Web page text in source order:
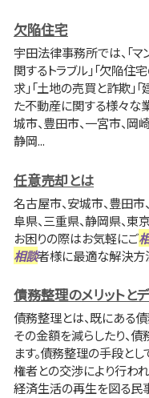
欠陥住宅
宇田法律事務所では、「マ
関するトラブル」「欠陥住
求」「土地の売買と詐欺」
た不動産に関する様々な
城市、豊田市、一宮市、岡
静岡...
任意売却とは
名古屋市、安城市、豊田市
阜県、三重県、静岡県、東
お困りの際はお気軽にご
相談者様に最適な解決方
債務整理のメリットと
債務整理とは、既にある
その金額を減らしたり、
ます。債務整理の手段と
権者との交渉により行わ
経済生活の再生を図る民